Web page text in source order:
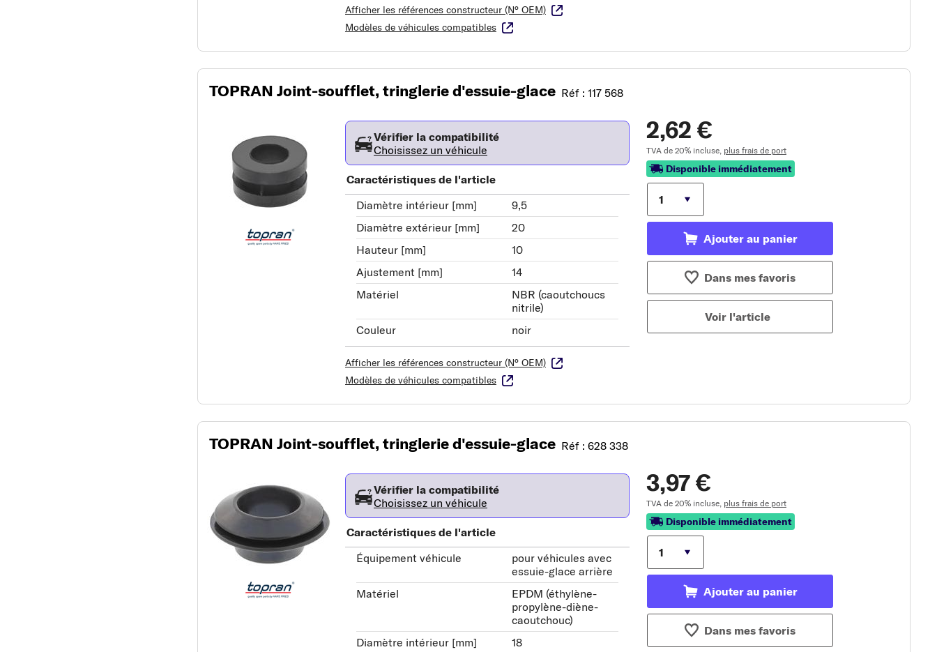
Afficher les références constructeur (N° OEM)
Modèles de véhicules compatibles
TOPRAN Joint-soufflet, tringlerie d'essuie-glace Réf : 117 568
Vérifier la compatibilité
Choisissez un véhicule
Caractéristiques de l'article
Diamètre intérieur [mm]
9,5
Diamètre extérieur [mm]
20
Hauteur [mm]
10
Ajustement [mm]
14
Matériel
NBR (caoutchoucs
nitrile)
Couleur
noir
Afficher les références constructeur (N° OEM)
Modèles de véhicules compatibles
2,62 €
TVA de 20% incluse, plus frais de port
Disponible immédiatement
Ajouter au panier
Dans mes favoris
Voir l'article
TOPRAN Joint-soufflet, tringlerie d'essuie-glace Réf : 628 338
Vérifier la compatibilité
Choisissez un véhicule
Caractéristiques de l'article
Équipement véhicule
pour véhicules avec
essuie-glace arrière
Matériel
EPDM (éthylène-
propylène-diène-
caoutchouc)
Diamètre intérieur [mm]
18
3,97 €
TVA de 20% incluse, plus frais de port
Disponible immédiatement
Ajouter au panier
Dans mes favoris